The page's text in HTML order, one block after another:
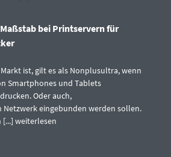
bei Printservern für
ist, gilt es als Nonplusultra, wenn
Smartphones und Tablets
Oder auch,
eingebunden werden sollen.
[...]weiterlesen